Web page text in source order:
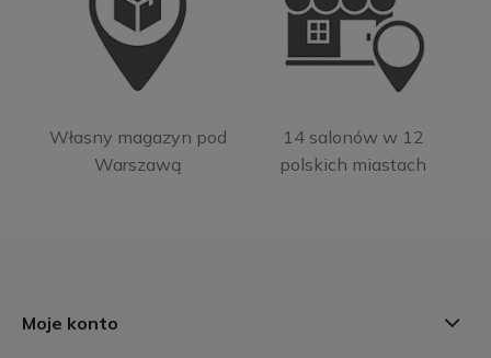
Własny magazyn pod
Warszawą
14 salonów w 12
polskich miastach
Moje konto